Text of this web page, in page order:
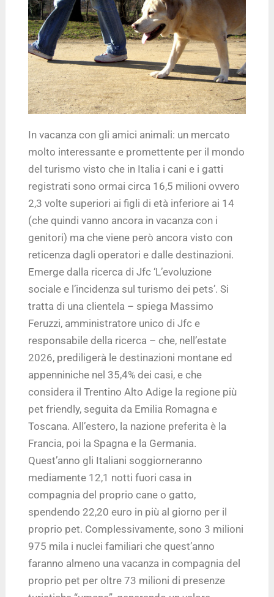
In vacanza con gli amici animali: un mercato
molto interessante e promettente per il mondo
del turismo visto che in Italia i cani e i gatti
registrati sono ormai circa 16,5 milioni ovvero
2,3 volte superiori ai figli di età inferiore ai 14
(che quindi vanno ancora in vacanza con i
genitori) ma che viene però ancora visto con
reticenza dagli operatori e dalle destinazioni.
Emerge dalla ricerca di Jfc ‘L’evoluzione
sociale e l’incidenza sul turismo dei pets’. Si
tratta di una clientela – spiega Massimo
Feruzzi, amministratore unico di Jfc e
responsabile della ricerca – che, nell’estate
2026, prediligerà le destinazioni montane ed
appenniniche nel 35,4% dei casi, e che
considera il Trentino Alto Adige la regione più
pet friendly, seguita da Emilia Romagna e
Toscana. All’estero, la nazione preferita è la
Francia, poi la Spagna e la Germania.
Quest’anno gli Italiani soggiorneranno
mediamente 12,1 notti fuori casa in
compagnia del proprio cane o gatto,
spendendo 22,20 euro in più al giorno per il
proprio pet. Complessivamente, sono 3 milioni
975 mila i nuclei familiari che quest’anno
faranno almeno una vacanza in compagnia del
proprio pet per oltre 73 milioni di presenze